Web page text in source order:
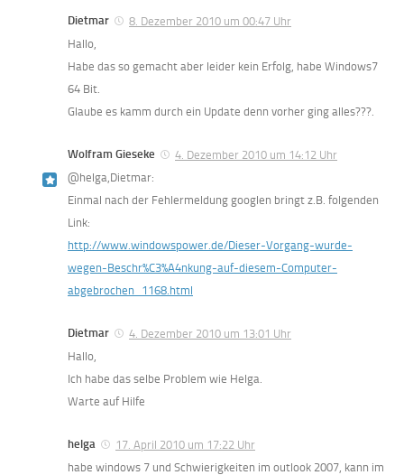
Dietmar
8. Dezember 2010 um 00:47 Uhr
Hallo,
Habe das so gemacht aber leider kein Erfolg, habe Windows7
64 Bit.
Glaube es kamm durch ein Update denn vorher ging alles???.
Wolfram Gieseke
4. Dezember 2010 um 14:12 Uhr
@helga,Dietmar:
Einmal nach der Fehlermeldung googlen bringt z.B. folgenden
Link:
http://www.windowspower.de/Dieser-Vorgang-wurde-
wegen-Beschr%C3%A4nkung-auf-diesem-Computer-
abgebrochen_1168.html
Dietmar
4. Dezember 2010 um 13:01 Uhr
Hallo,
Ich habe das selbe Problem wie Helga.
Warte auf Hilfe
helga
17. April 2010 um 17:22 Uhr
habe windows 7 und Schwierigkeiten im outlook 2007, kann im